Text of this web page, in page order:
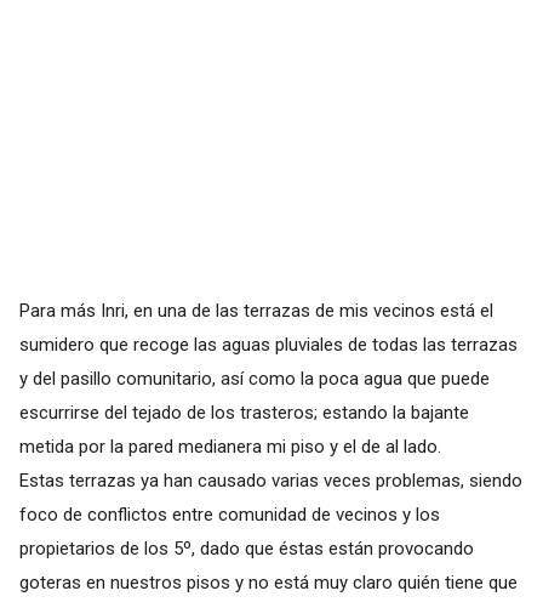
Para más Inri, en una de las terrazas de mis vecinos está el
sumidero que recoge las aguas pluviales de todas las terrazas
y del pasillo comunitario, así como la poca agua que puede
escurrirse del tejado de los trasteros; estando la bajante
metida por la pared medianera mi piso y el de al lado.
Estas terrazas ya han causado varias veces problemas, siendo
foco de conflictos entre comunidad de vecinos y los
propietarios de los 5º, dado que éstas están provocando
goteras en nuestros pisos y no está muy claro quién tiene que